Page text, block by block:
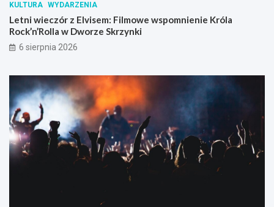
KULTURA WYDARZENIA
Letni wieczór z Elvisem: Filmowe wspomnienie Króla
Rock’n’Rolla w Dworze Skrzynki
6 sierpnia 2026